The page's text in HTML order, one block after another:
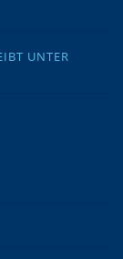
UNTER